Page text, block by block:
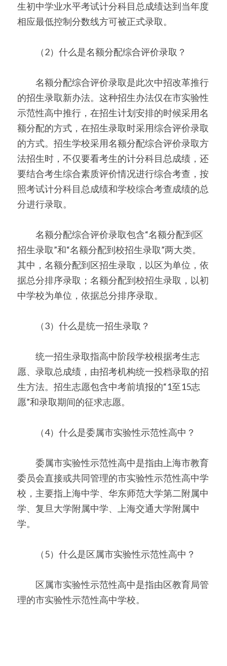
生初中学业水平考试计分科目总成绩达到当年度
相应最低控制分数线方可被正式录取。
（2）什么是名额分配综合评价录取？
名额分配综合评价录取是此次中招改革推行
的招生录取新办法。这种招生办法仅在市实验性
示范性高中推行，在招生计划安排的时候采用名
额分配的方式，在招生录取时采用综合评价录取
的方式。招生学校采用名额分配综合评价录取方
法招生时，不仅要看考生的计分科目总成绩，还
要结合考生综合素质评价情况进行综合考查，按
照考试计分科目总成绩和学校综合考查成绩的总
分进行录取。
名额分配综合评价录取包含“名额分配到区
招生录取”和“名额分配到校招生录取”两大类。
其中，名额分配到区招生录取，以区为单位，依
据总分排序录取；名额分配到校招生录取，以初
中学校为单位，依据总分排序录取。
（3）什么是统一招生录取？
统一招生录取指高中阶段学校根据考生志
愿、录取总成绩，由招考机构统一投档录取的招
生方法。招生志愿包含中考前填报的“1至15志
愿”和录取期间的征求志愿。
（4）什么是委属市实验性示范性高中？
委属市实验性示范性高中是指由上海市教育
委员会直接或共同管理的市实验性示范性高中学
校，主要指上海中学、华东师范大学第二附属中
学、复旦大学附属中学、上海交通大学附属中
学。
（5）什么是区属市实验性示范性高中？
区属市实验性示范性高中是指由区教育局管
理的市实验性示范性高中学校。